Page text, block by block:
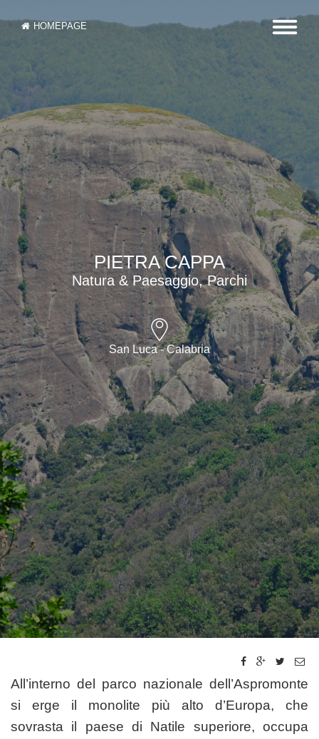
HOMEPAGE
PIETRA CAPPA
Natura & Paesaggio, Parchi
San Luca - Calabria
All’interno del parco nazionale dell’Aspromonte
si erge il monolite più alto d’Europa, che
sovrasta il paese di Natile superiore, occupa